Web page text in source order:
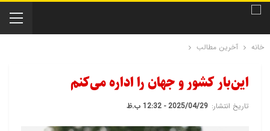
خانه آخرین مطالب
این‌بار کشور و جهان را اداره می‌کنم
تاریخ انتشار: 2025/04/29 - 12:32 ب.ظ